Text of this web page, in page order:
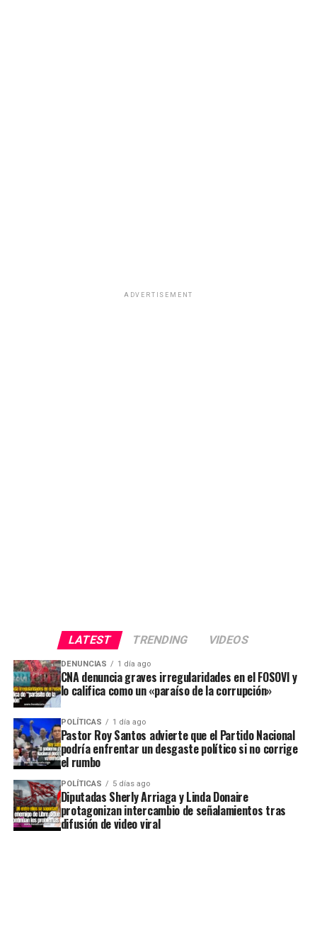
ADVERTISEMENT
LATEST TRENDING VIDEOS
DENUNCIAS 1 día ago
CNA denuncia graves irregularidades en el FOSOVI y
lo califica como un «paraíso de la corrupción»
POLÍTICAS 1 día ago
Pastor Roy Santos advierte que el Partido Nacional
podría enfrentar un desgaste político si no corrige
el rumbo
POLÍTICAS 5 días ago
Diputadas Sherly Arriaga y Linda Donaire
protagonizan intercambio de señalamientos tras
difusión de video viral